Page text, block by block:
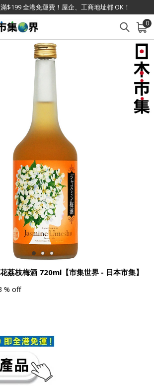
$199 全港免運費！屋企、工商地址都 OK！
0
查看
荔枝梅酒 720ml【市集世界 - 日本市集】
% off